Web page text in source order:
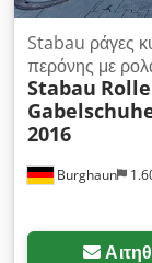
Burghaun
Stabau ράγες
περόνης με
Stabau
2016